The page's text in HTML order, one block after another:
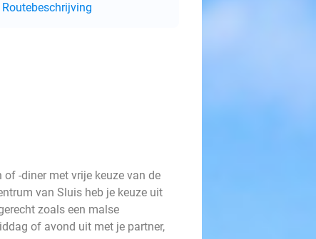
Routebeschrijving
-diner met vrije keuze van de
van Sluis heb je keuze uit
zoals een malse
of avond uit met je partner,